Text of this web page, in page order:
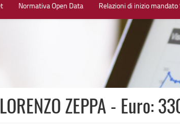
Normativa Open Data Relazioni di inizio
ZEPPA - Euro: